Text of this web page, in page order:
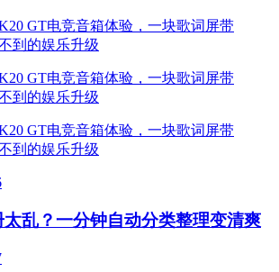
太乱？一分钟自动分类整理变清爽